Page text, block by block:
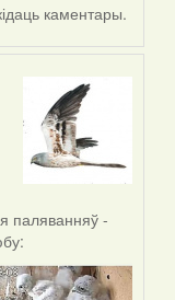
каментары.
паляванняў -